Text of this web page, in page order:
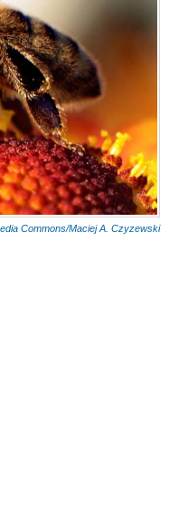
Commons/Maciej A. Czyzewski